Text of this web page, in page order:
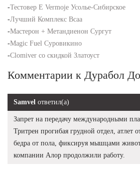
-Тестовер Е Vermoje Усолье-Сибирское
-Лучший Комплекс Bcaa
-Мастерон + Метандиенон Сургут
-Magic Fuel Суровикино
-Clomiver со скидкой Златоуст
Комментарии к Дурабол
Samvel ответил(а)
Запрет на передачу международными
Тритрен прогибая грудной отдел, атлет
бедра от пола, фиксируя мышцами
компании Алор продолжили работу.